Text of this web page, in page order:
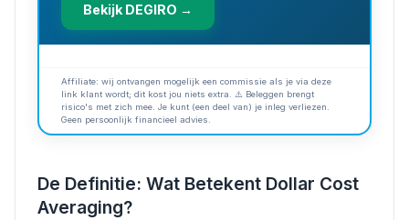
Bekijk DEGIRO →
Affiliate: wij ontvangen mogelijk een commissie als je via deze
link klant wordt; dit kost jou niets extra. ⚠️ Beleggen brengt
risico's met zich mee. Je kunt (een deel van) je inleg verliezen.
Geen persoonlijk financieel advies.
De Definitie: Wat Betekent Dollar Cost
Averaging?